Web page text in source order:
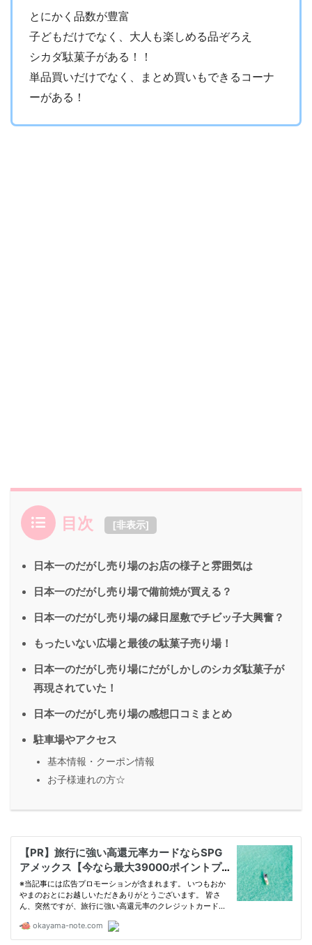
とにかく品数が豊富
子どもだけでなく、大人も楽しめる品ぞろえ
シカダ駄菓子がある！！
単品買いだけでなく、まとめ買いもできるコーナ
ーがある！
目次 [非表示]
日本一のだがし売り場のお店の様子と雰囲気は
日本一のだがし売り場で備前焼が買える？
日本一のだがし売り場の縁日屋敷でチビッ子大興奮？
もったいない広場と最後の駄菓子売り場！
日本一のだがし売り場にだがしかしのシカダ駄菓子が
再現されていた！
日本一のだがし売り場の感想口コミまとめ
駐車場やアクセス
基本情報・クーポン情報
お子様連れの方☆